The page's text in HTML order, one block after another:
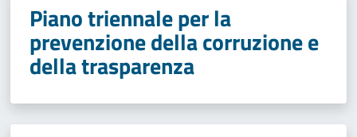
Piano triennale per la
prevenzione della corruzione e
della trasparenza